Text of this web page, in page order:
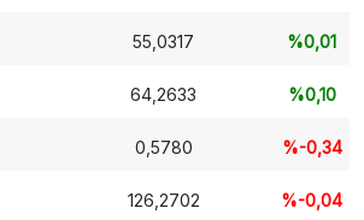
55,0317 %0,01
64,2633 %0,10
0,5780 %-0,34
126,2702 %-0,04